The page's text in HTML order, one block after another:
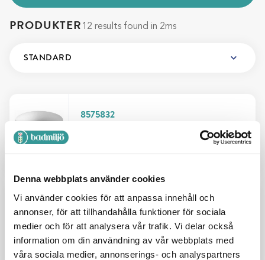
Denna webbplats använder cookies
Vi använder cookies för att anpassa innehåll och
annonser, för att tillhandahålla funktioner för sociala
medier och för att analysera vår trafik. Vi delar också
information om din användning av vår webbplats med
våra sociala medier, annonserings- och analyspartners
PRODUKTER 12 results found in 2ms
8575832
Add
9418417
BOTTENVENTIL TAPWELL
68400 MÄSSING Ø72MM
945